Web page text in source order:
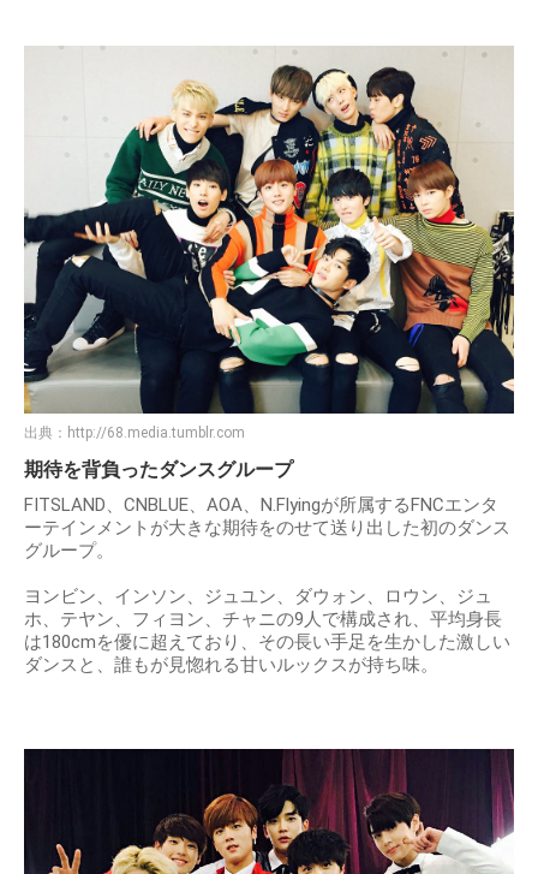
出典： http://68.media.tumblr.com
期待を背負ったダンスグループ
FITSLAND、CNBLUE、AOA、N.Flyingが所属するFNCエンタ
ーテインメントが大きな期待をのせて送り出した初のダンス
グループ。
ヨンビン、インソン、ジュユン、ダウォン、ロウン、ジュ
ホ、テヤン、フィヨン、チャニの9人で構成され、平均身長
は180cmを優に超えており、その長い手足を生かした激しい
ダンスと、誰もが見惚れる甘いルックスが持ち味。